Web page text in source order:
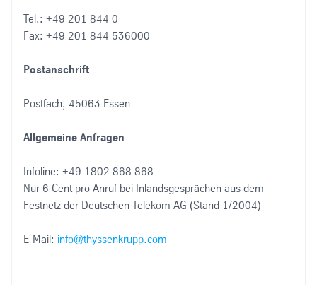
Tel.: +49 201 844 0
Fax: +49 201 844 536000
Postanschrift
Postfach, 45063 Essen
Allgemeine Anfragen
Infoline: +49 1802 868 868
Nur 6 Cent pro Anruf bei Inlandsgesprächen aus dem
Festnetz der Deutschen Telekom AG (Stand 1/2004)
E-Mail: info@thyssenkrupp.com